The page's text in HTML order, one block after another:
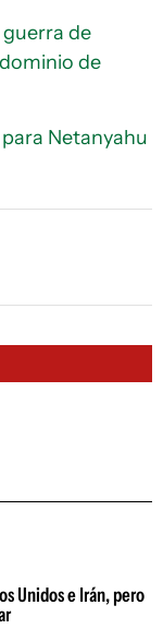
de
de
Netanyahu
Unidos e Irán, pero